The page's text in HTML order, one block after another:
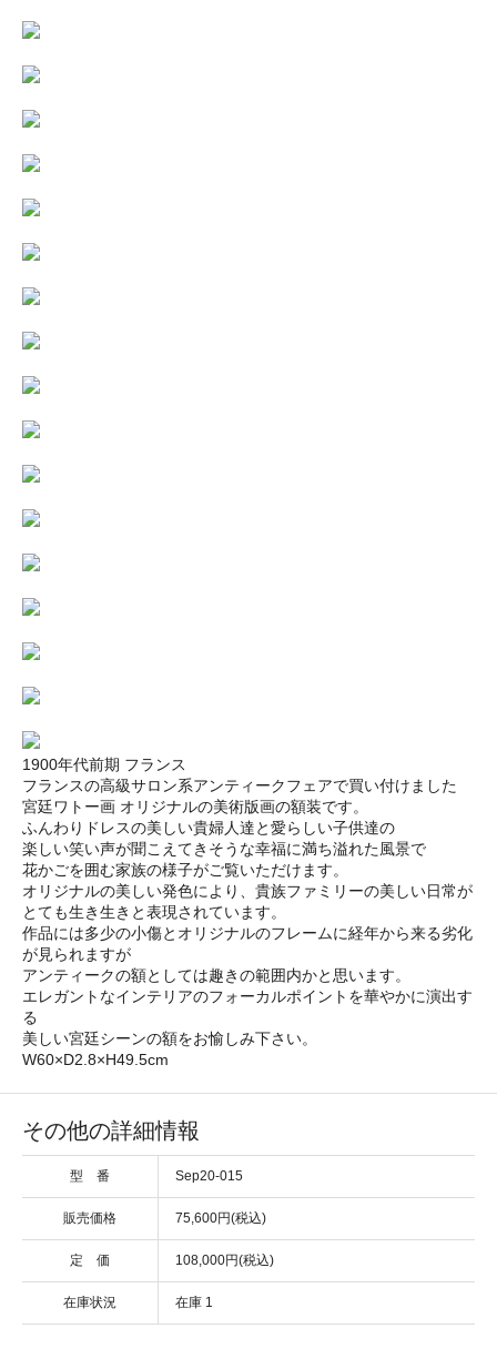
1900年代前期 フランス
フランスの高級サロン系アンティークフェアで買い付けました
宮廷ワトー画 オリジナルの美術版画の額装です。
ふんわりドレスの美しい貴婦人達と愛らしい子供達の
楽しい笑い声が聞こえてきそうな幸福に満ち溢れた風景で
花かごを囲む家族の様子がご覧いただけます。
オリジナルの美しい発色により、貴族ファミリーの美しい日常が
とても生き生きと表現されています。
作品には多少の小傷とオリジナルのフレームに経年から来る劣化
が見られますが
アンティークの額としては趣きの範囲内かと思います。
エレガントなインテリアのフォーカルポイントを華やかに演出す
る
美しい宮廷シーンの額をお愉しみ下さい。
W60×D2.8×H49.5cm
その他の詳細情報
型 番 Sep20-015
販売価格 75,600円(税込)
定 価 108,000円(税込)
在庫状況 在庫 1